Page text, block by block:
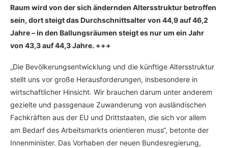
Raum wird von der sich ändernden Altersstruktur betroffen
sein, dort steigt das Durchschnittsalter von 44,9 auf 46,2
Jahre – in den Ballungsräumen steigt es nur um ein Jahr
von 43,3 auf 44,3 Jahre. +++
„Die Bevölkerungsentwicklung und die künftige Altersstruktur
stellt uns vor große Herausforderungen, insbesondere in
wirtschaftlicher Hinsicht. Wir brauchen darum unter anderem
gezielte und passgenaue Zuwanderung von ausländischen
Fachkräften aus der EU und Drittstaaten, die sich vor allem
am Bedarf des Arbeitsmarkts orientieren muss“, betonte der
Innenminister. Das Vorhaben der neuen Bundesregierung,